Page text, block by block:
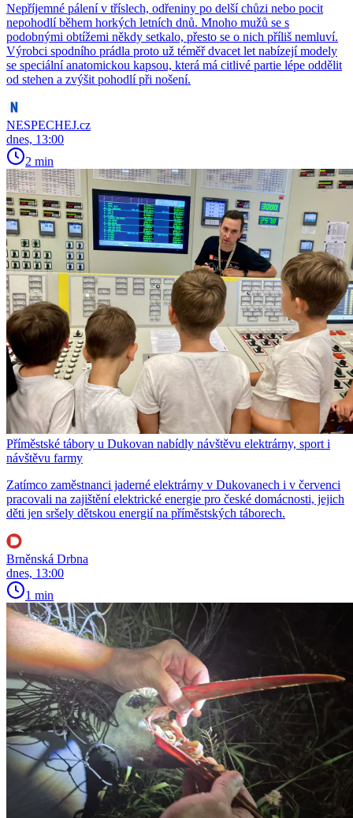
Nepříjemné pálení v tříslech, odřeniny po delší chůzi nebo pocit
nepohodlí během horkých letních dnů. Mnoho mužů se s
podobnými obtížemi někdy setkalo, přesto se o nich příliš nemluví.
Výrobci spodního prádla proto už téměř dvacet let nabízejí modely
se speciální anatomickou kapsou, která má citlivé partie lépe oddělit
od stehen a zvýšit pohodlí při nošení.
NESPECHEJ.cz
dnes, 13:00
2 min
Příměstské tábory u Dukovan nabídly návštěvu elektrárny, sport i
návštěvu farmy
Zatímco zaměstnanci jaderné elektrárny v Dukovanech i v červenci
pracovali na zajištění elektrické energie pro české domácnosti, jejich
děti jen sršely dětskou energií na příměstských táborech.
Brněnská Drbna
dnes, 13:00
1 min